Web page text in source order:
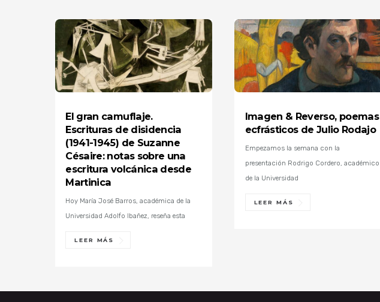
El gran camuflaje.
Escrituras de disidencia
(1941-1945) de Suzanne
Césaire: notas sobre una
escritura volcánica desde
Martinica
Hoy María José Barros, académica de la
Universidad Adolfo Ibañez, reseña esta
LEER MÁS
Imagen & Reverso, poemas
ecfrásticos de Julio Rodajo
Empezamos la semana con la
presentación Rodrigo Cordero, académico
de la Universidad
LEER MÁS